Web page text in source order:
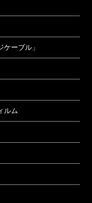
ーブル」
ルム